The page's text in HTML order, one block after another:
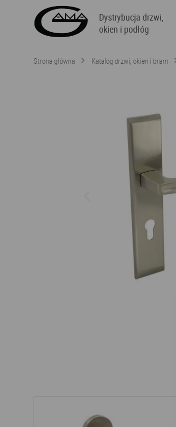
Dystrybucja drzwi,
okien i podłóg
Strona główna Katalog drzwi, okien i bram